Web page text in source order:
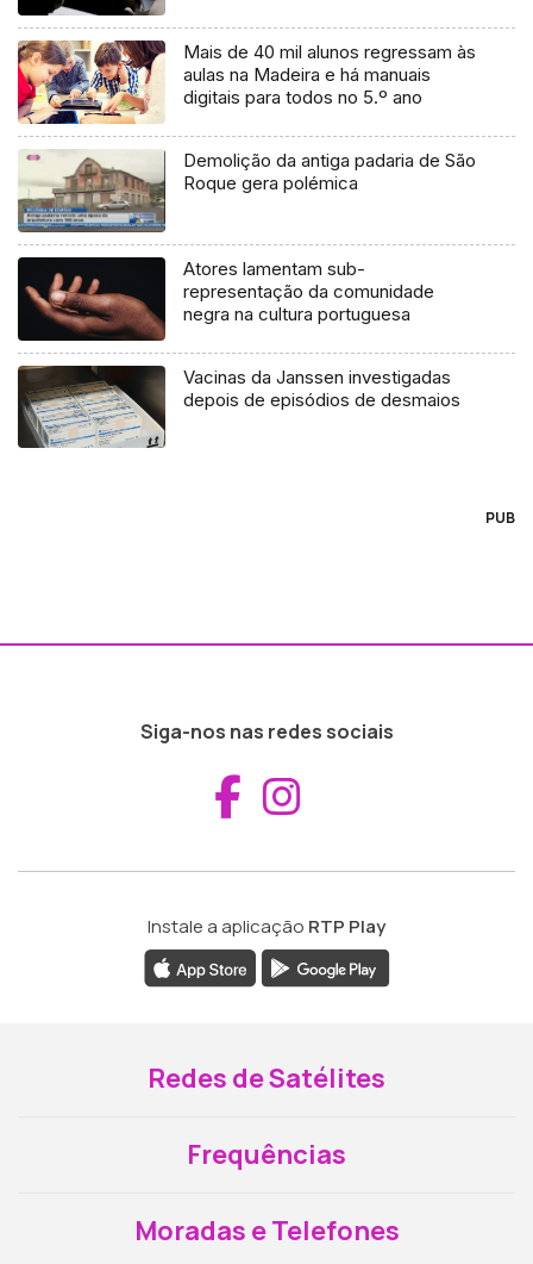
Mais de 40 mil alunos regressam às
aulas na Madeira e há manuais
digitais para todos no 5.º ano
Demolição da antiga padaria de São
Roque gera polémica
Atores lamentam sub-
representação da comunidade
negra na cultura portuguesa
Vacinas da Janssen investigadas
depois de episódios de desmaios
PUB
Siga-nos nas redes sociais
Aceder ao
Instale a aplicação RTP Play
Redes de Satélites
Frequências
Moradas e Telefones